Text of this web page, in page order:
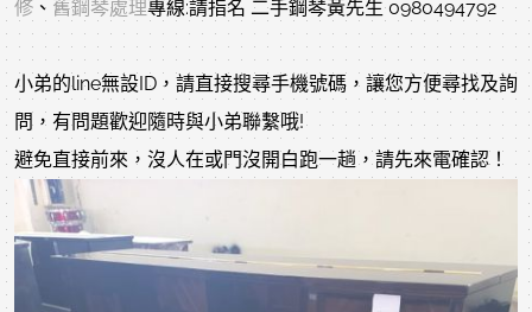
修 、 舊鋼琴處理專線:請指名 二手鋼琴黃先生 0980494792
小弟的line無設ID，請直接搜尋手機號碼，讓您方便尋找及詢
問，有問題歡迎隨時與小弟聯繫哦!
避免直接前來，沒人在或門沒開白跑一趟，請先來電確認！